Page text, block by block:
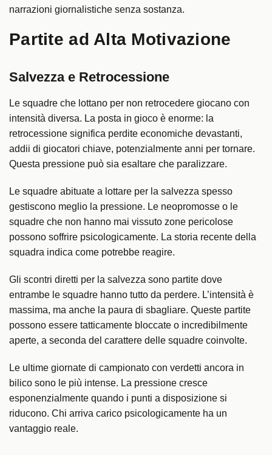
narrazioni giornalistiche senza sostanza.
Partite ad Alta Motivazione
Salvezza e Retrocessione
Le squadre che lottano per non retrocedere giocano con
intensità diversa. La posta in gioco è enorme: la
retrocessione significa perdite economiche devastanti,
addii di giocatori chiave, potenzialmente anni per tornare.
Questa pressione può sia esaltare che paralizzare.
Le squadre abituate a lottare per la salvezza spesso
gestiscono meglio la pressione. Le neopromosse o le
squadre che non hanno mai vissuto zone pericolose
possono soffrire psicologicamente. La storia recente della
squadra indica come potrebbe reagire.
Gli scontri diretti per la salvezza sono partite dove
entrambe le squadre hanno tutto da perdere. L’intensità è
massima, ma anche la paura di sbagliare. Queste partite
possono essere tatticamente bloccate o incredibilmente
aperte, a seconda del carattere delle squadre coinvolte.
Le ultime giornate di campionato con verdetti ancora in
bilico sono le più intense. La pressione cresce
esponenzialmente quando i punti a disposizione si
riducono. Chi arriva carico psicologicamente ha un
vantaggio reale.